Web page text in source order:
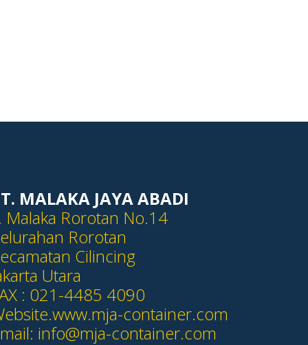
MALAKA JAYA ABADI
Malaka Rorotan No.14
Rorotan
Cilincing
Utara
: 021-4485 4090
container.com
info@mja-container.com